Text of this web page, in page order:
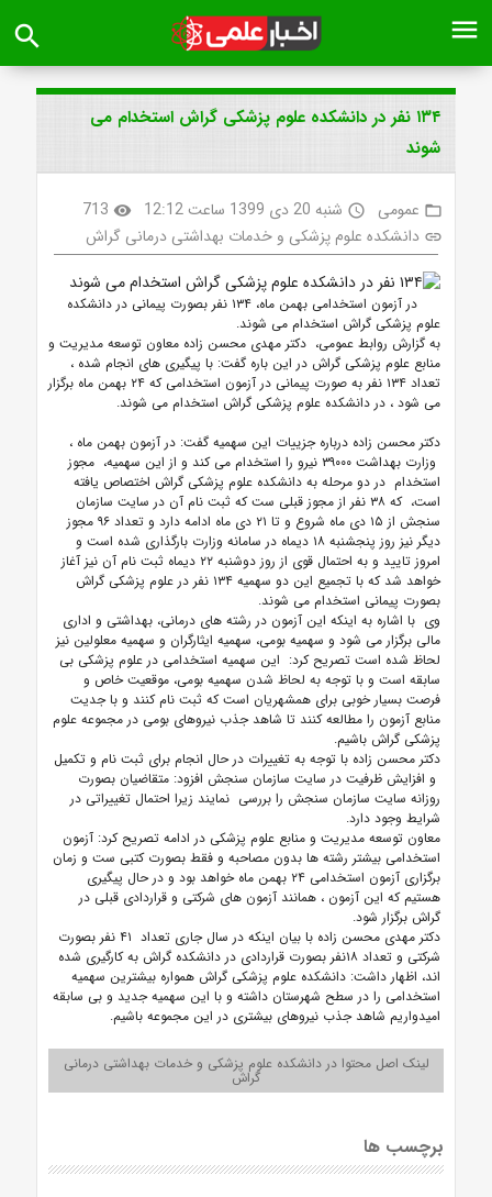
menu
search
۱۳۴ نفر در دانشکده علوم پزشکی گراش استخدام می
شوند
folder_open عمومی access_time شنبه 20 دی 1399 ساعت 12:12 visibility
713
link دانشکده علوم پزشکی و خدمات بهداشتی درمانی گراش
در آزمون استخدامی بهمن ماه، ۱۳۴ نفر بصورت پیمانی در دانشکده
علوم پزشکی گراش استخدام می شوند.
به گزارش روابط عمومی، دکتر مهدی محسن زاده معاون توسعه مدیریت و
منابع علوم پزشکی گراش در این باره گفت: با پیگیری های انجام شده ،
تعداد ۱۳۴ نفر به صورت پیمانی در آزمون استخدامی که ۲۴ بهمن ماه برگزار
می شود ، در دانشکده علوم پزشکی گراش استخدام می شوند.
دکتر محسن زاده درباره جزییات این سهمیه گفت: در آزمون بهمن ماه ،
وزارت بهداشت ۳۹۰۰۰ نیرو را استخدام می کند و از این سهمیه، مجوز
استخدام در دو مرحله به دانشکده علوم پزشکی گراش اختصاص یافته
است، که ۳۸ نفر از مجوز قبلی ست که ثبت نام آن در سایت سازمان
سنجش از ۱۵ دی ماه شروع و تا ۲۱ دی ماه ادامه دارد و تعداد ۹۶ مجوز
دیگر نیز روز پنجشنبه ۱۸ دیماه در سامانه وزارت بارگذاری شده است و
امروز تایید و به احتمال قوی از روز دوشنبه ۲۲ دیماه ثبت نام آن نیز آغاز
خواهد شد که با تجمیع این دو سهمیه ۱۳۴ نفر در علوم پزشکی گراش
بصورت پیمانی استخدام می شوند.
وی با اشاره به اینکه این آزمون در رشته های درمانی، بهداشتی و اداری
مالی برگزار می شود و سهمیه بومی، سهمیه ایثارگران و سهمیه معلولین نیز
لحاظ شده است تصریح کرد: این سهمیه استخدامی در علوم پزشکی بی
سابقه است و با توجه به لحاظ شدن سهمیه بومی، موقعیت خاص و
فرصت بسیار خوبی برای همشهریان است که ثبت نام کنند و با جدیت
منابع آزمون را مطالعه کنند تا شاهد جذب نیروهای بومی در مجموعه علوم
پزشکی گراش باشیم.
دکتر محسن زاده با توجه به تغییرات در حال انجام برای ثبت نام و تکمیل
و افزایش ظرفیت در سایت سازمان سنجش افزود: متقاضیان بصورت
روزانه سایت سازمان سنجش را بررسی نمایند زیرا احتمال تغییراتی در
شرایط وجود دارد.
معاون توسعه مدیریت و منابع علوم پزشکی در ادامه تصریح کرد: آزمون
استخدامی بیشتر رشته ها بدون مصاحبه و فقط بصورت کتبی ست و زمان
برگزاری آزمون استخدامی ۲۴ بهمن ماه خواهد بود و در حال پیگیری
هستیم که این آزمون ، همانند آزمون های شرکتی و قراردادی قبلی در
گراش برگزار شود.
دکتر مهدی محسن زاده با بیان اینکه در سال جاری تعداد ۴۱ نفر بصورت
شرکتی و تعداد ۱۸نفر بصورت قراردادی در دانشکده گراش به کارگیری شده
اند، اظهار داشت: دانشکده علوم پزشکی گراش همواره بیشترین سهمیه
استخدامی را در سطح شهرستان داشته و با این سهمیه جدید و بی سابقه
امیدواریم شاهد جذب نیروهای بیشتری در این مجموعه باشیم.
لینک اصل محتوا در دانشکده علوم پزشکی و خدمات بهداشتی درمانی
گراش
برچسب ها